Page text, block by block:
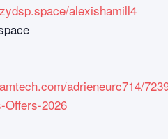
alexishamill4
adrieneurc714/
Offers-2026